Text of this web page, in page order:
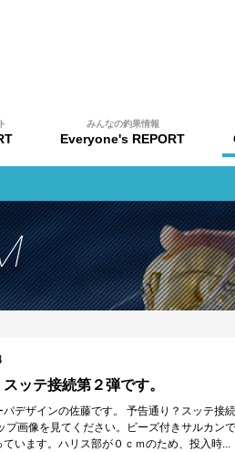
みんなの釣果情報
Everyone's REPORT
ッテ接続第２弾です。
パデザインの佐藤です。 予告通り？スッテ接
プ画像を見てください。ビーズ付きサルカン
います。ハリス部が０ｃｍのため、投入時...